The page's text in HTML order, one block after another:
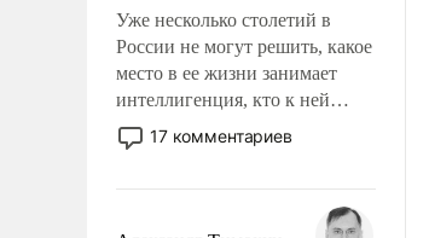
Уже несколько столетий в
России не могут решить, какое
место в ее жизни занимает
интеллигенция, кто к ней
принадлежит, а кого из нее
исключили с правом
чем она отличается от просто
образованных людей. Иногда
17 комментариев